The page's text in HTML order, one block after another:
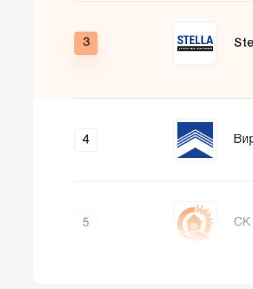
3
4
5 СК